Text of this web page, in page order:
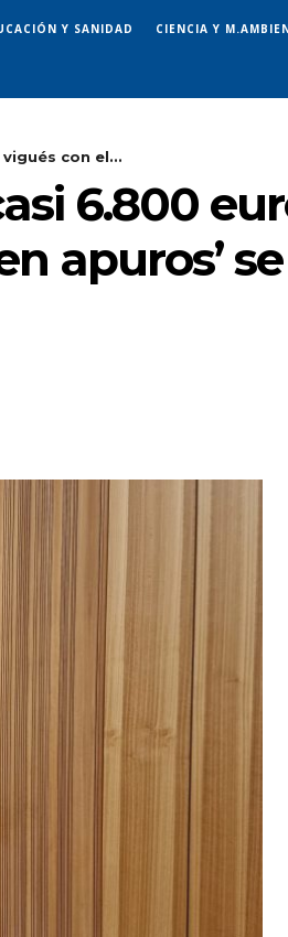
Y SANIDAD CIENCIA Y
con el...
6.800
apuros’